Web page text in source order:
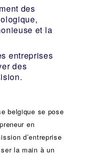
des
et la
entreprises
des
belgique se pose
en
d’entreprise
la main à un